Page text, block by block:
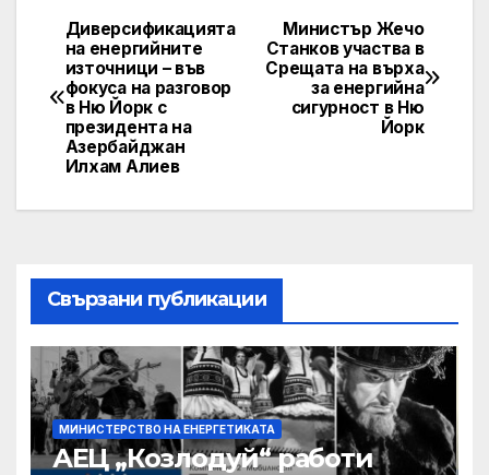
Post
navigation
Министър Жечо
Станков участва в
Срещата на върха
за енергийна
сигурност в Ню
Йорк
Диверсификацията
на енергийните
източници – във
фокуса на разговор
в Ню Йорк с
президента на
Азербайджан
Илхам Алиев
Свързани публикации
МИНИСТЕРСТВО НА ЕНЕРГЕТИКАТА
АЕЦ „Козлодуй“ работи